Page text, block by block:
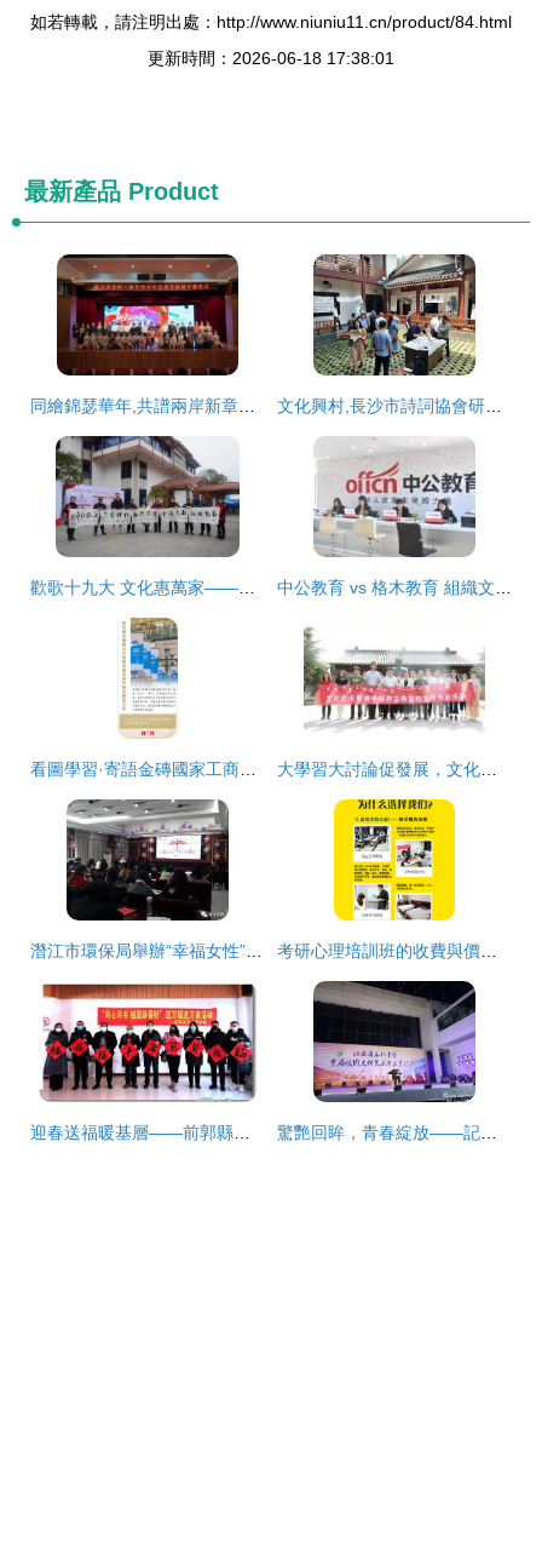
如若轉載，請注明出處：http://www.niuniu11.cn/product/84.html
更新時間：2026-06-18 17:38:01
最新產品 Product